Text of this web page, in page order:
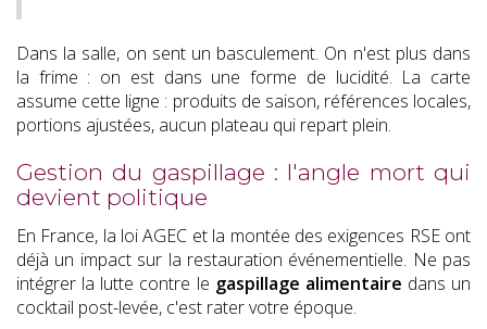
Dans la salle, on sent un basculement. On n'est plus dans
la frime : on est dans une forme de lucidité. La carte
assume cette ligne : produits de saison, références locales,
portions ajustées, aucun plateau qui repart plein.
Gestion du gaspillage : l'angle mort qui
devient politique
En France, la loi AGEC et la montée des exigences RSE ont
déjà un impact sur la restauration événementielle. Ne pas
intégrer la lutte contre le gaspillage alimentaire dans un
cocktail post-levée, c'est rater votre époque.